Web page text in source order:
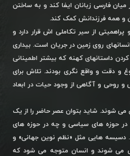
میان فارسی زبانان ایفا کند و به ساختن
و همه فرزندانش کمک کند.
از سیر تکاملی اش قرار دارد و
روی زمین در جریان است. بیداری
داستانهای کهنه که بیشتر اطمینانی
و دقت و واقع نگری بودند. تلاش برای
و روحی و آگاهی از وجود حیات در ابعاد
شوند. شاید بتوان عصر حاضر را از یک
در حوزه های سیاسی و چه در حوزه های
دسیسه هایی مثل «نظم نوین جهانی» و
می شوند و انسان متوجه می شود که